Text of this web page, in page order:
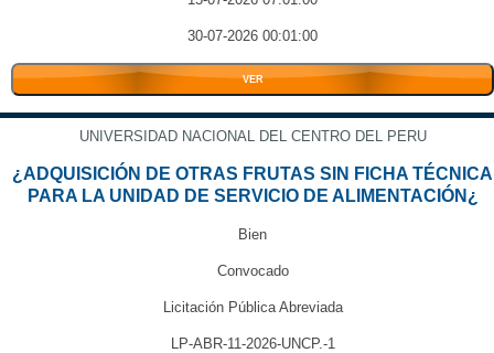
30-07-2026 00:01:00
VER
UNIVERSIDAD NACIONAL DEL CENTRO DEL PERU
¿ADQUISICIÓN DE OTRAS FRUTAS SIN FICHA TÉCNICA
PARA LA UNIDAD DE SERVICIO DE ALIMENTACIÓN¿
Bien
Convocado
Licitación Pública Abreviada
LP-ABR-11-2026-UNCP.-1